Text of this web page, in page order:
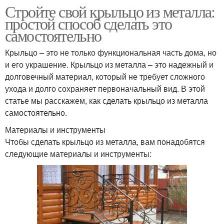
Стройте свой крыльцо из металла:
простой способ сделать это
самостоятельно
Крыльцо – это не только функциональная часть дома, но
и его украшение. Крыльцо из металла – это надежный и
долговечный материал, который не требует сложного
ухода и долго сохраняет первоначальный вид. В этой
статье мы расскажем, как сделать крыльцо из металла
самостоятельно.
Материалы и инструменты
Чтобы сделать крыльцо из металла, вам понадобятся
следующие материалы и инструменты: